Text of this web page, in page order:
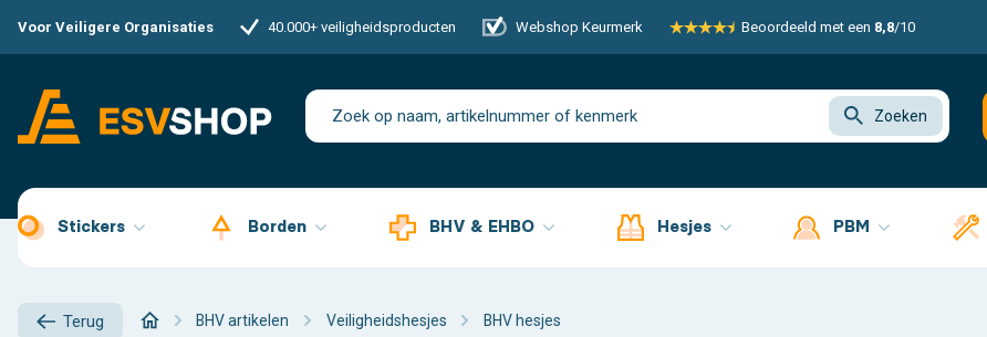
Voor Veiligere Organisaties 40.000+ veiligheidsproducten Webshop Keurmerk Beoordeeld met een 8,8/10
Zoeken
Stickers Borden BHV & EHBO Hesjes PBM
Terug BHV artikelen Veiligheidshesjes BHV hesjes